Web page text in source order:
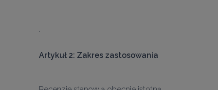
Artykuł 2: Zakres zastosowania